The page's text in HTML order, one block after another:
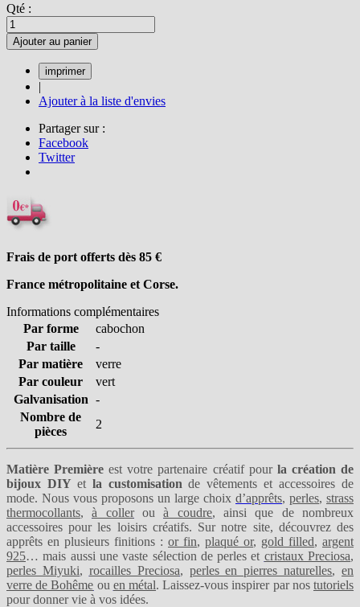
Qté :
Ajouter au panier
|
Ajouter à la liste d'envies
Partager sur :
Facebook
Twitter
Frais de port offerts dès 85 €
France métropolitaine et Corse.
Informations complémentaires
Par forme
cabochon
Par taille
-
Par matière
verre
Par couleur
vert
Galvanisation -
Nombre de
pièces
2
Matière Première est votre partenaire créatif pourla création de
bijoux DIY etla customisation de vêtements et accessoires de
mode. Nous vous proposons un large choix d’apprêts, perles, strass
thermocollants,à collerouà coudre, ainsi que de nombreux
accessoires pour les loisirs créatifs. Sur notre site, découvrez des
apprêts en plusieurs finitions : or fin, plaqué or, gold filled, argent
925… mais aussi une vaste sélection de perles et cristaux Preciosa,
perles Miyuki, rocailles Preciosa, perles en pierres naturelles, en
verre de Bohême ou en métal. Laissez-vous inspirer par nostutoriels
pour donner vie à vos idées.